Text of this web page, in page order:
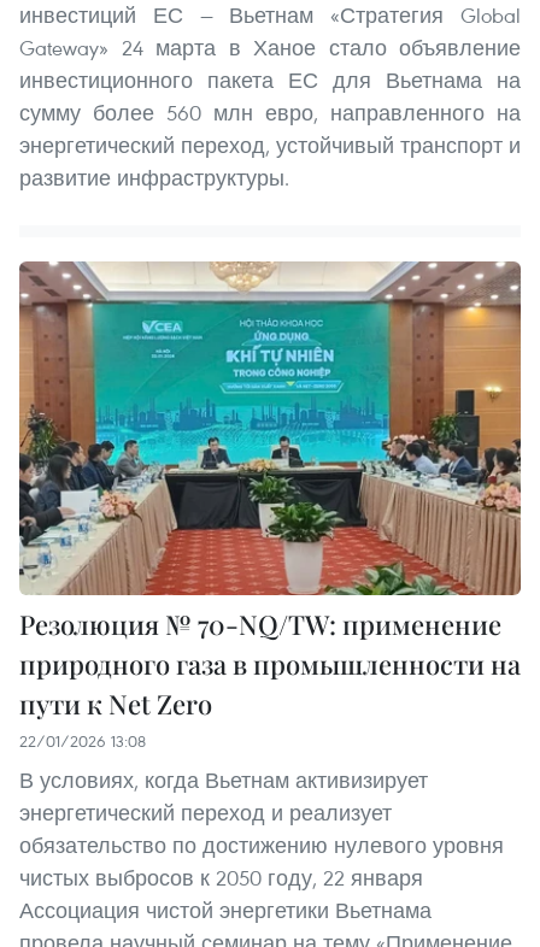
инвестиций ЕС — Вьетнам «Стратегия Global
Gateway» 24 марта в Ханое стало объявление
инвестиционного пакета ЕС для Вьетнама на
сумму более 560 млн евро, направленного на
энергетический переход, устойчивый транспорт и
развитие инфраструктуры.
Резолюция № 70-NQ/TW: применение
природного газа в промышленности на
пути к Net Zero
22/01/2026 13:08
В условиях, когда Вьетнам активизирует
энергетический переход и реализует
обязательство по достижению нулевого уровня
чистых выбросов к 2050 году, 22 января
Ассоциация чистой энергетики Вьетнама